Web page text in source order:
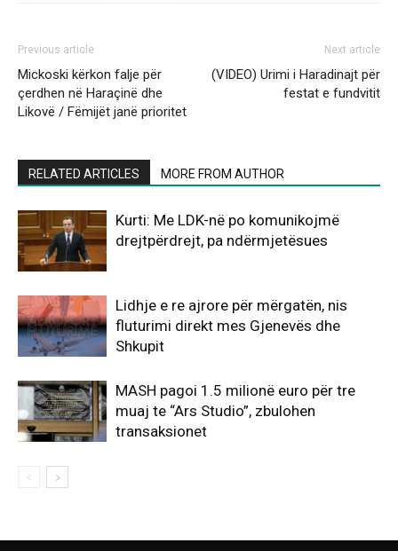
Previous article
Mickoski kërkon falje për
çerdhen në Haraçinë dhe
Likovë / Fëmijët janë prioritet
Next article
(VIDEO) Urimi i Haradinajt për
festat e fundvitit
RELATED ARTICLES MORE FROM AUTHOR
Kurti: Me LDK-në po komunikojmë
drejtpërdrejt, pa ndërmjetësues
Lidhje e re ajrore për mërgatën, nis
fluturimi direkt mes Gjenevës dhe
Shkupit
MASH pagoi 1.5 milionë euro për tre
muaj te “Ars Studio”, zbulohen
transaksionet